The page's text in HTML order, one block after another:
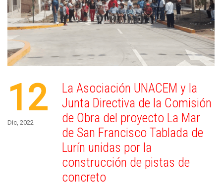
12
Dic, 2022
La Asociación UNACEM y la
Junta Directiva de la Comisión
de Obra del proyecto La Mar
de San Francisco Tablada de
Lurín unidas por la
construcción de pistas de
concreto